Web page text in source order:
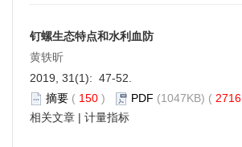
钉螺生态特点和水利血防
黄轶昕
2019, 31(1): 47-52.
摘要 ( 150 ) PDF (1047KB) ( 2716
相关文章 | 计量指标